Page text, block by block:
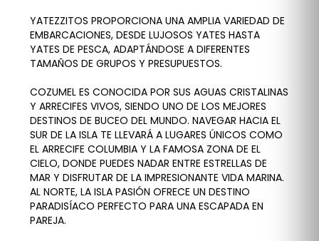
YATEZZITOS PROPORCIONA UNA AMPLIA VARIEDAD DE
EMBARCACIONES, DESDE LUJOSOS YATES HASTA
YATES DE PESCA, ADAPTÁNDOSE A DIFERENTES
TAMAÑOS DE GRUPOS Y PRESUPUESTOS.
COZUMEL ES CONOCIDA POR SUS AGUAS CRISTALINAS
Y ARRECIFES VIVOS, SIENDO UNO DE LOS MEJORES
DESTINOS DE BUCEO DEL MUNDO. NAVEGAR HACIA EL
SUR DE LA ISLA TE LLEVARÁ A LUGARES ÚNICOS COMO
EL ARRECIFE COLUMBIA Y LA FAMOSA ZONA DE EL
CIELO, DONDE PUEDES NADAR ENTRE ESTRELLAS DE
MAR Y DISFRUTAR DE LA IMPRESIONANTE VIDA MARINA.
AL NORTE, LA ISLA PASIÓN OFRECE UN DESTINO
PARADISÍACO PERFECTO PARA UNA ESCAPADA EN
PAREJA.